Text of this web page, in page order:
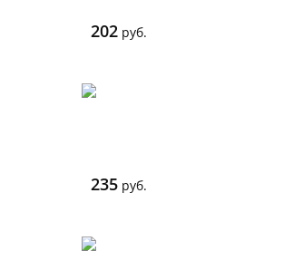
202 руб.
235 руб.